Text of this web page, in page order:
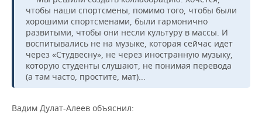
чтобы наши спортсмены, помимо того, чтобы были
хорошими спортсменами, были гармонично
развитыми, чтобы они несли культуру в массы. И
воспитывались не на музыке, которая сейчас идет
через «Студвесну», не через иностранную музыку,
которую студенты слушают, не понимая перевода
(а там часто, простите, мат)...
Вадим Дулат-Алеев объяснил: